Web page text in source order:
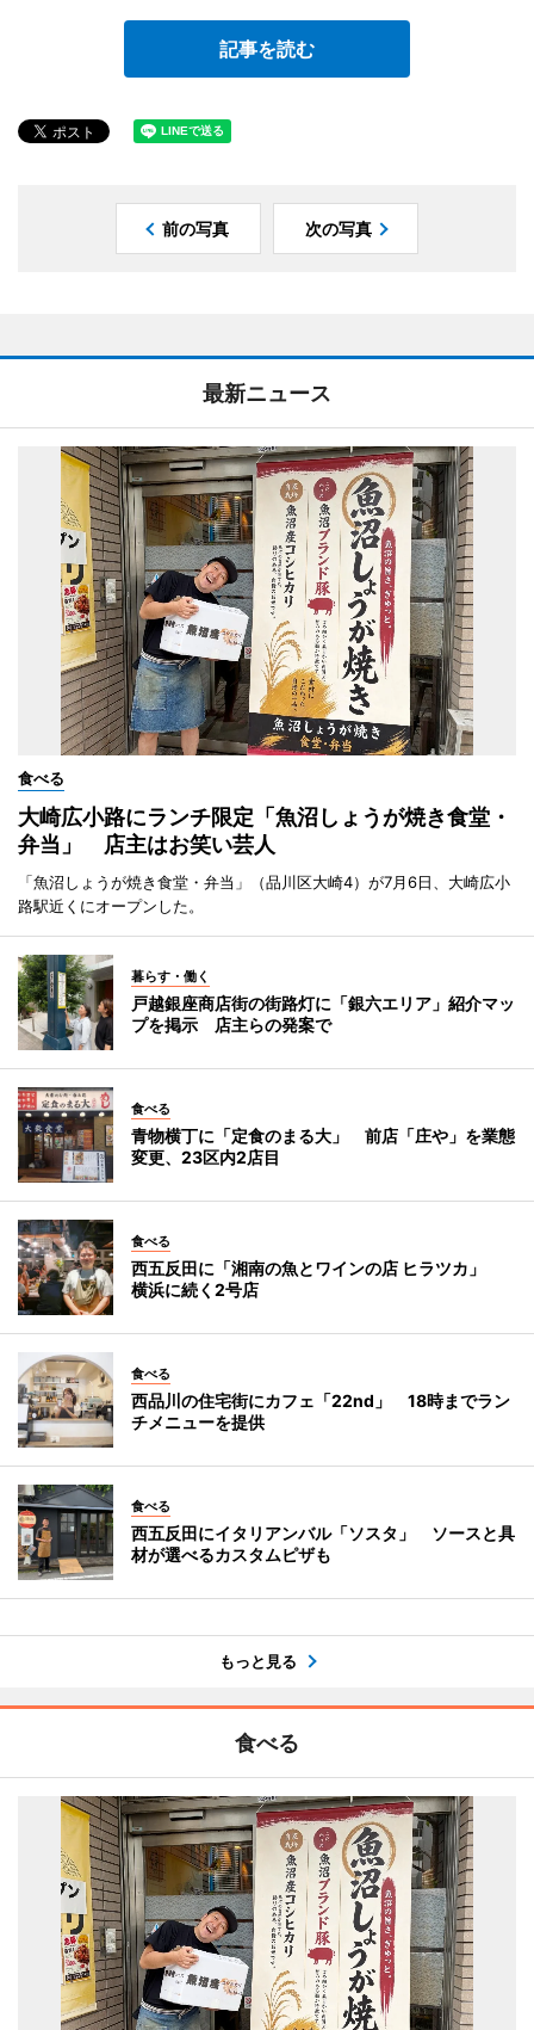
記事を読む
前の写真 次の写真
最新ニュース
食べる
大崎広小路にランチ限定「魚沼しょうが焼き食堂・
弁当」 店主はお笑い芸人
「魚沼しょうが焼き食堂・弁当」（品川区大崎4）が7月6日、大崎広小
路駅近くにオープンした。
暮らす・働く
戸越銀座商店街の街路灯に「銀六エリア」紹介マッ
プを掲示 店主らの発案で
食べる
青物横丁に「定食のまる大」 前店「庄や」を業態
変更、23区内2店目
食べる
西五反田に「湘南の魚とワインの店 ヒラツカ」
横浜に続く2号店
食べる
西品川の住宅街にカフェ「22nd」 18時までラン
チメニューを提供
食べる
西五反田にイタリアンバル「ソスタ」 ソースと具
材が選べるカスタムピザも
もっと見る
食べる